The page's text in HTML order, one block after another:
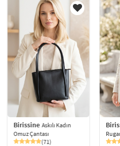
Birissine Askılı Kadın
Omuz Çantası
(71)